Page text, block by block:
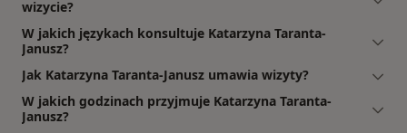
wizycie?
W jakich językach konsultuje Katarzyna Taranta-
Janusz?
Jak Katarzyna Taranta-Janusz umawia wizyty?
W jakich godzinach przyjmuje Katarzyna Taranta-
Janusz?